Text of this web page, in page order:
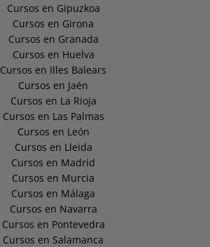
Cursos en Gipuzkoa
Cursos en Girona
Cursos en Granada
Cursos en Huelva
Cursos en Illes Balears
Cursos en Jaén
Cursos en La Rioja
Cursos en Las Palmas
Cursos en León
Cursos en Lleida
Cursos en Madrid
Cursos en Murcia
Cursos en Málaga
Cursos en Navarra
Cursos en Pontevedra
Cursos en Salamanca